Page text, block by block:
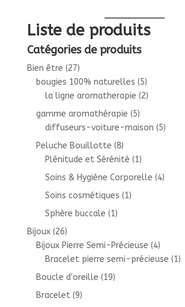
Liste de produits
Catégories de produits
Bien être (27)
bougies 100% naturelles (5)
la ligne aromatherapie (2)
gamme aromathérapie (5)
diffuseurs-voiture-maison (5)
Peluche Bouillotte (8)
Plénitude et Sérénité (1)
Soins & Hygiène Corporelle (4)
Soins cosmétiques (1)
Sphère buccale (1)
Bijoux (26)
Bijoux Pierre Semi-Précieuse (4)
Bracelet pierre semi-précieuse (1)
Boucle d'oreille (19)
Bracelet (9)